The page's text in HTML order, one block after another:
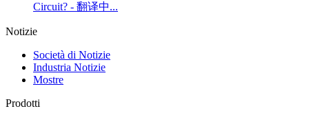
Circuit? - 翻译中...
Notizie
Società di Notizie
Industria Notizie
Mostre
Prodotti